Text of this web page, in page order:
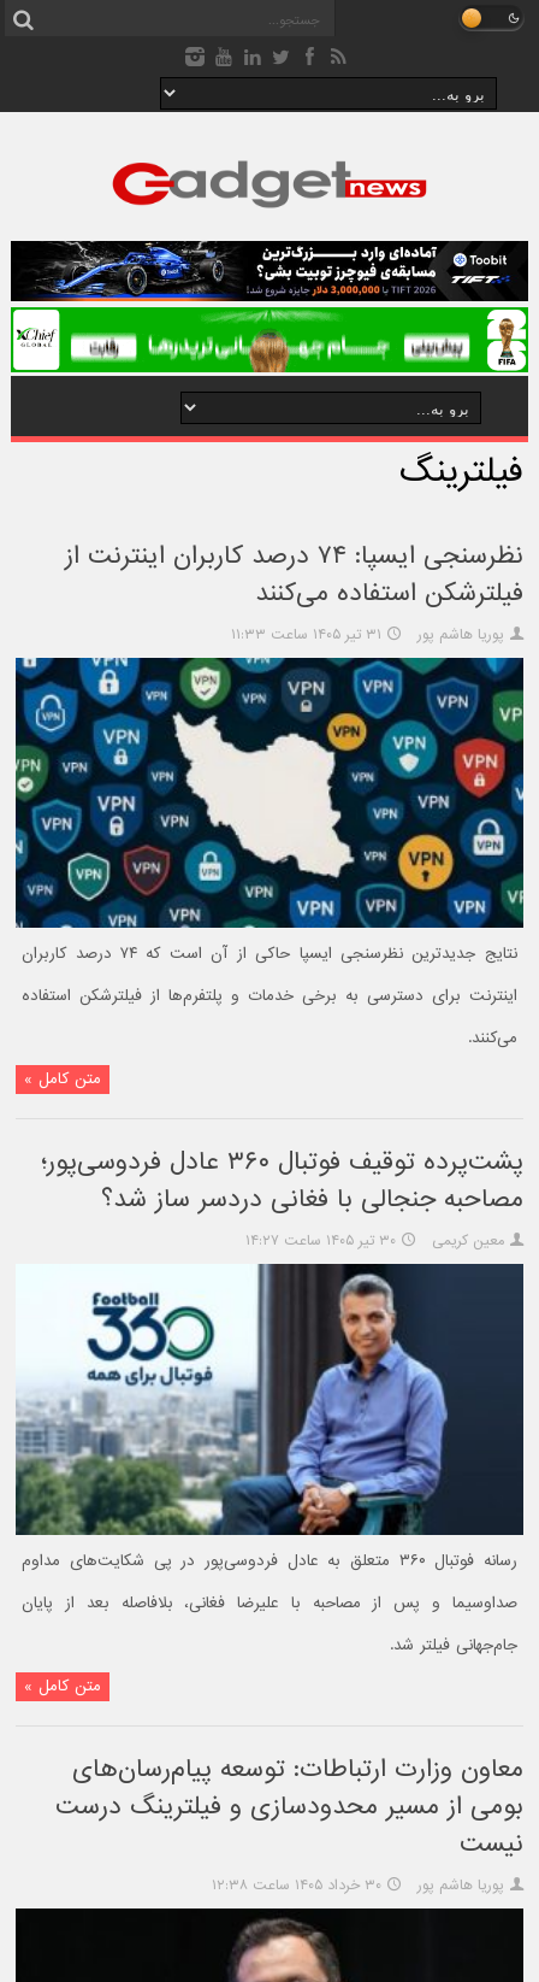
فیلترینگ
نظرسنجی ایسپا: ۷۴ درصد کاربران اینترنت از
فیلترشکن استفاده می‌کنند
پوریا هاشم پور ۳۱ تیر ۱۴۰۵ ساعت ۱۱:۳۳
نتایج جدیدترین نظرسنجی ایسپا حاکی از آن است که ۷۴ درصد کاربران
اینترنت برای دسترسی به برخی خدمات و پلتفرم‌ها از فیلترشکن استفاده
می‌کنند.
متن کامل »
پشت‌پرده توقیف فوتبال ۳۶۰ عادل فردوسی‌پور؛
مصاحبه جنجالی با فغانی دردسر ساز شد؟
معین کریمی ۳۰ تیر ۱۴۰۵ ساعت ۱۴:۲۷
رسانه فوتبال ۳۶۰ متعلق به عادل فردوسی‌پور در پی شکایت‌های مداوم
صداوسیما و پس از مصاحبه با علیرضا فغانی، بلافاصله بعد از پایان
جام‌جهانی فیلتر شد.
متن کامل »
معاون وزارت ارتباطات: توسعه پیام‌رسان‌های
بومی از مسیر محدودسازی و فیلترینگ درست
نیست
پوریا هاشم پور ۳۰ خرداد ۱۴۰۵ ساعت ۱۲:۳۸